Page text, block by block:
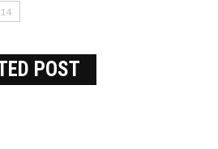
POST